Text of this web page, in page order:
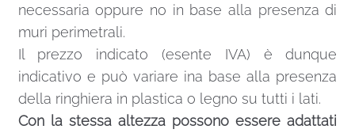
necessaria oppure no in base alla presenza di
muri perimetrali.
Il prezzo indicato (esente IVA) è dunque
indicativo e può variare ina base alla presenza
della ringhiera in plastica o legno su tutti i lati.
Con la stessa altezza possono essere adattati